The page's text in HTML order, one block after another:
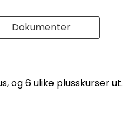
Dokumenter
og 6 ulike plusskurser ut.